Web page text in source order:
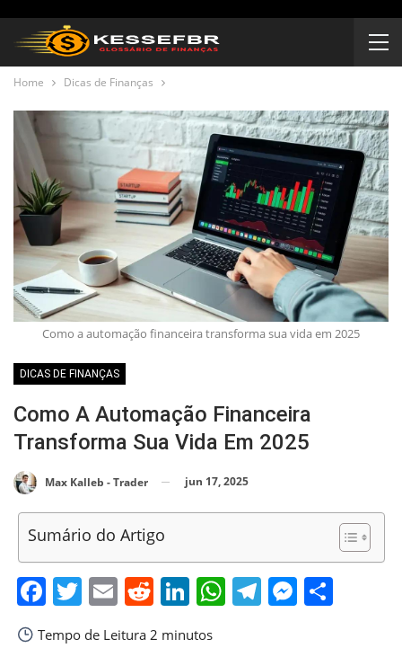
Home Dicas de Finanças
Como a automação financeira transforma sua vida em 2025
DICAS DE FINANÇAS
Como A Automação Financeira
Transforma Sua Vida Em 2025
Max Kalleb - Trader jun 17, 2025
Sumário do Artigo
Facebook
Twitter
EmailReddit
LinkedIn
WhatsApp
Telegram
Tempo de Leitura 2 minutos